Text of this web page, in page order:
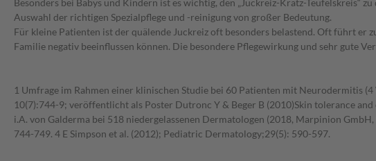
Besonders bei Babys und Kindern ist es wichtig, den „Juckreiz-Kratz-
Auswahl der richtigen Spezialpflege und -reinigung von großer Bedeutung.
Für kleine Patienten ist der quälende Juckreiz oft besonders belastend. Oft führt er
Familie negativ beeinflussen können. Die besondere Pflegewirkung und sehr gute
1 Umfrage im Rahmen einer klinischen Studie bei 60 Patienten mit Neurodermitis
10(7):744-9; veröffentlicht als Poster Dutronc Y & Beger B (2010)Skin tolerance
i.A. von Galderma bei 518 niedergelassenen Dermatologen (2018, Marpinion
744-749. 4 E Simpson et al. (2012); Pediatric Dermatology;29(5): 590-597.